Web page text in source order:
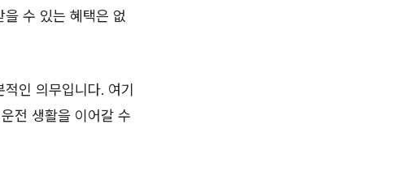
수 있는 혜택은 없
인 의무입니다. 여기
전 생활을 이어갈 수